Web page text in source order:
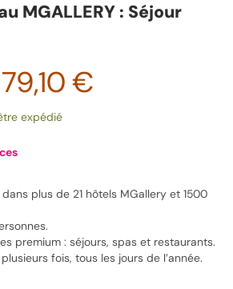
MGALLERY : Séjour
€
expédié
plus de 21 hôtels MGallery et 1500
premium : séjours, spas et restaurants.
fois, tous les jours de l’année.